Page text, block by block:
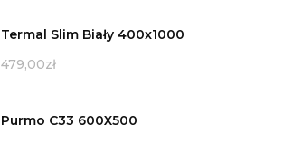
Termal Slim Biały 400x1000
479,00zł
Purmo C33 600X500